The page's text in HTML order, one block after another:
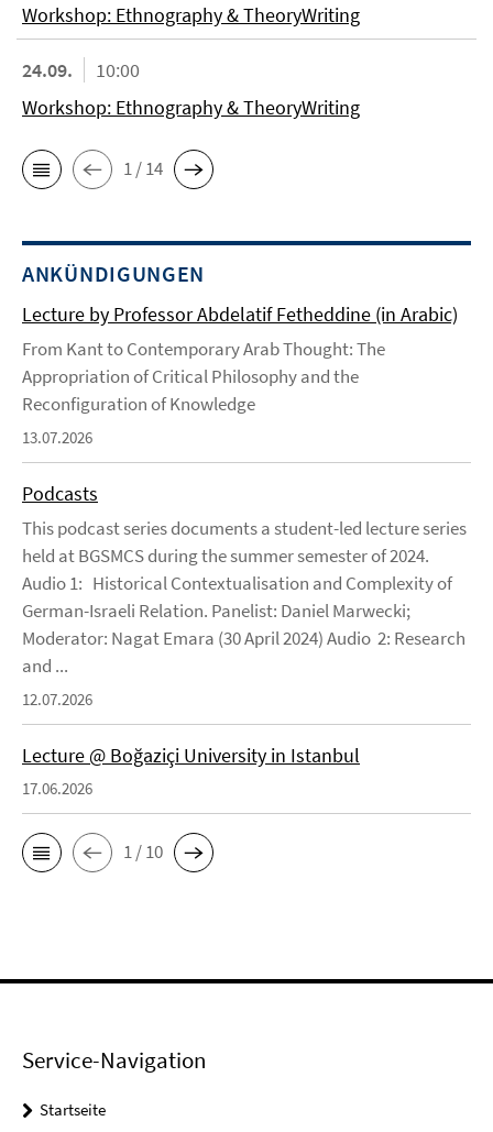
Workshop: Ethnography & TheoryWriting
24.09.
10:00
Workshop: Ethnography & TheoryWriting
1 / 14
ANKÜNDIGUNGEN
Lecture by Professor Abdelatif Fetheddine (in Arabic)
From Kant to Contemporary Arab Thought: The
Appropriation of Critical Philosophy and the
Reconfiguration of Knowledge
13.07.2026
Podcasts
This podcast series documents a student-led lecture series
held at BGSMCS during the summer semester of 2024.
Audio 1: Historical Contextualisation and Complexity of
German-Israeli Relation. Panelist: Daniel Marwecki;
Moderator: Nagat Emara (30 April 2024) Audio 2: Research
and ...
12.07.2026
Lecture @ Boğaziçi University in Istanbul
17.06.2026
1 / 10
Service-Navigation
Startseite